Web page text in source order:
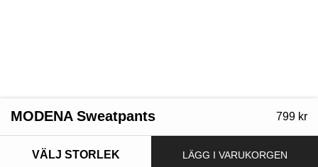
MODENA Sweatpants 799 kr
VÄLJ STORLEK LÄGG I VARUKORGEN